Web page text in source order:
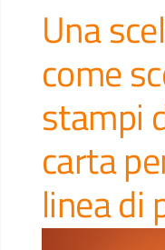
Una
come
stampi
carta
linea di